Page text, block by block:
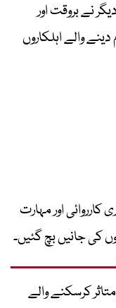
نے بروقت اور
والے اہلکاروں
کارروائی اور مہارت
کی جانیں بچ گئیں۔
کرسکنے والے